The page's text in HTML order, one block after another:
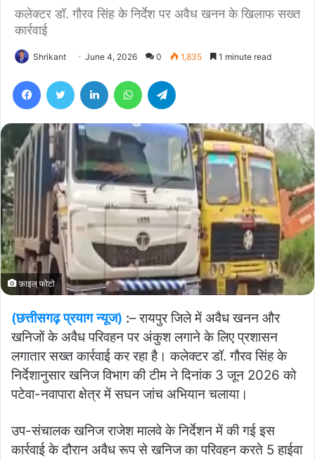
कलेक्टर डॉ. गौरव सिंह के निर्देश पर अवैध खनन के खिलाफ सख्त
कार्रवाई
Shrikant June 4, 2026 0 1,835 1 minute read
फ़ाइल् फोटो
(छत्तीसगढ़ प्रयाग न्यूज) :– रायपुर जिले में अवैध खनन और
खनिजों के अवैध परिवहन पर अंकुश लगाने के लिए प्रशासन
लगातार सख्त कार्रवाई कर रहा है। कलेक्टर डॉ. गौरव सिंह के
निर्देशानुसार खनिज विभाग की टीम ने दिनांक 3 जून 2026 को
पटेवा-नवापारा क्षेत्र में सघन जांच अभियान चलाया।
उप-संचालक खनिज राजेश मालवे के निर्देशन में की गई इस
कार्रवाई के दौरान अवैध रूप से खनिज का परिवहन करते 5 हाईवा